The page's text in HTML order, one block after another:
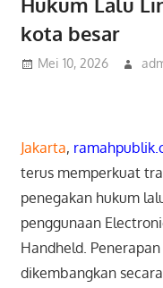
kota besar
Mei 10, 2026
Jakarta,
terus memperkuat
penegakan hukum
penggunaan
Handheld.
dikembangkan